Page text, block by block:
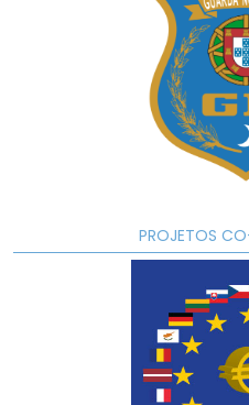
PROJETOS